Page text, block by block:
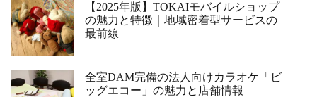
【2025年版】TOKAIモバイルショップ
の魅力と特徴｜地域密着型サービスの
最前線
全室DAM完備の法人向けカラオケ「ビ
ッグエコー」の魅力と店舗情報